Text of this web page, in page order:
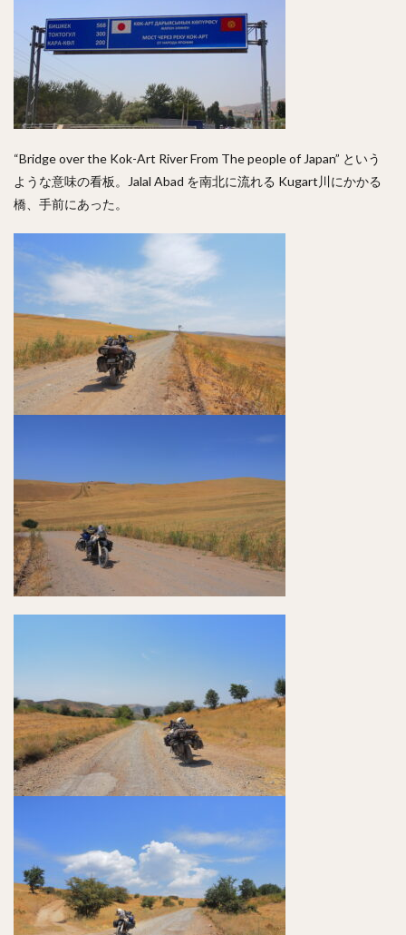
“Bridge over the Kok-Art River From The people of Japan” という
ような意味の看板。Jalal Abad を南北に流れる Kugart川にかかる
橋、手前にあった。